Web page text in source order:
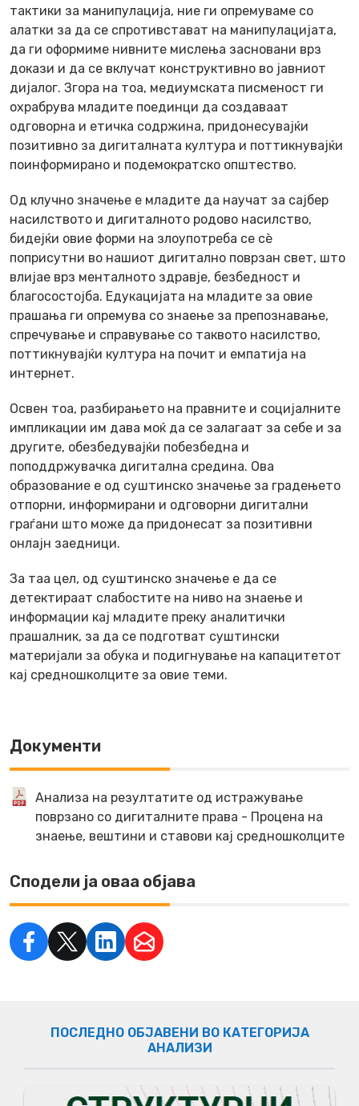
тактики за манипулација, ние ги опремуваме со
алатки за да се спротивстават на манипулацијата,
да ги оформиме нивните мислења засновани врз
докази и да се вклучат конструктивно во јавниот
дијалог. Згора на тоа, медиумската писменост ги
охрабрува младите поединци да создаваат
одговорна и етичка содржина, придонесувајќи
позитивно за дигиталната култура и поттикнувајќи
поинформирано и подемократско општество.
Од клучно значење е младите да научат за сајбер
насилството и дигиталното родово насилство,
бидејќи овие форми на злоупотреба се сè
поприсутни во нашиот дигитално поврзан свет, што
влијае врз менталното здравје, безбедност и
благосостојба. Едукацијата на младите за овие
прашања ги опремува со знаење за препознавање,
спречување и справување со таквото насилство,
поттикнувајќи култура на почит и емпатија на
интернет.
Освен тоа, разбирањето на правните и социјалните
импликации им дава моќ да се залагаат за себе и за
другите, обезбедувајќи побезбедна и
поподдржувачка дигитална средина. Ова
образование е од суштинско значење за градењето
отпорни, информирани и одговорни дигитални
граѓани што може да придонесат за позитивни
онлајн заедници.
За таа цел, од суштинско значење е да се
детектираат слабостите на ниво на знаење и
информации кај младите преку аналитички
прашалник, за да се подготват суштински
материјали за обука и подигнување на капацитетот
кај средношколците за овие теми.
Документи
Анализа на резултатите од истражување
поврзано со дигиталните права - Процена на
знаење, вештини и ставови кај средношколците
Сподели ја оваа објава
ПОСЛЕДНО ОБЈАВЕНИ ВО КАТЕГОРИЈА
АНАЛИЗИ